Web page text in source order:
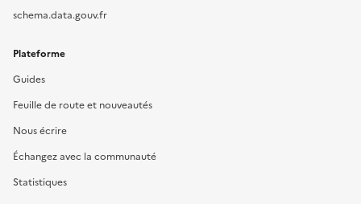
schema.data.gouv.fr
Plateforme
Guides
Feuille de route et nouveautés
Nous écrire
Échangez avec la communauté
Statistiques